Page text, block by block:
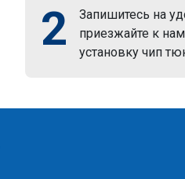
2
Запишитесь на
приезжайте к
установку чип